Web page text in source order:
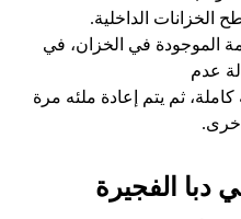
الخزانات الداخلية.
الموجودة في الخزان، في
عدم
لمدة 24 ساعة كاملة، ثم يتم إعادة ملئه مرة
أخرى.
دبا الفجيرة